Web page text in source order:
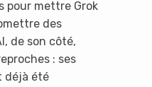
pour mettre Grok
des
de son côté,
: ses
déjà été